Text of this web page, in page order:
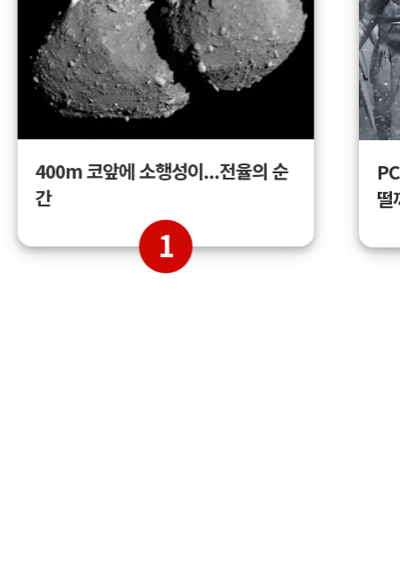
400m 코앞에 소행성이...전율의 순
간
1
떨